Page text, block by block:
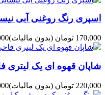
اسپری رنگ روغنی آبی
170,000 تومان (بدون مالیات)
شاپان قهوه ای یک لیتری
220,000 تومان (بدون مالیات)